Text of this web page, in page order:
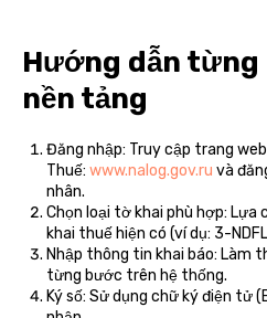
Hướng dẫn
nền tảng
Đăng nhập: Truy cập trang
Thuế: www.nalog.gov.ru và
nhân.
Chọn loại tờ khai phù hợp:
khai thuế hiện có (ví dụ: 3-
Nhập thông tin khai báo: Làm
từng bước trên hệ thống.
Ký số: Sử dụng chữ ký điện tử